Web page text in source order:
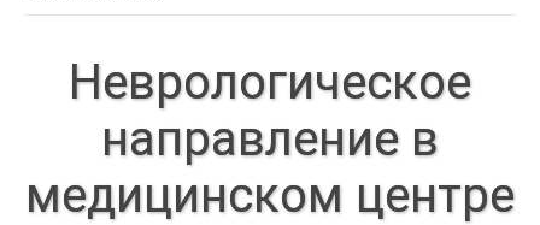
Неврологическое
направление в
медицинском центре